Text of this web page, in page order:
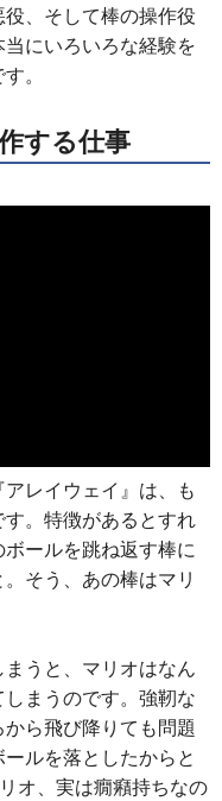
、そして棒の操作役
にいろいろな経験を
。
する仕事
レイウェイ』は、も
。特徴があるとすれ
ールを跳ね返す棒に
そう、あの棒はマリ
うと、マリオはなん
まうのです。強靭な
ら飛び降りても問題
ルを落としたからと
オ、実は癇癪持ちなの